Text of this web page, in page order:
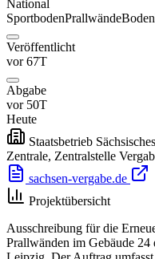
National
SportbodenPrallwände
Veröffentlicht
vor 67T
Abgabe
vor 50T
Heute
Staatsbetrieb
Zentrale, Zentralstelle
sachsen-vergabe.de
Projektübersicht
Ausschreibung für die
Prallwänden im Gebäude